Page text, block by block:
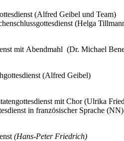
(Alfred Geibel und Team)
(Helga
mit Abendmahl (Dr. Michael
(Alfred Geibel)
mit Chor (Ulrika
in französischer Sprache (NN)
(Hans-Peter Friedrich)